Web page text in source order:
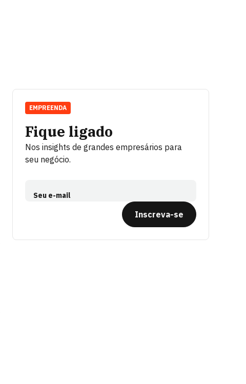
Fique ligado
Nos insights de grandes empresários para
seu negócio.
Seu e-mail
Inscreva-se
EMPREENDA